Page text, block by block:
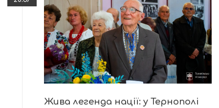
Жива легенда нації: у Тернополі